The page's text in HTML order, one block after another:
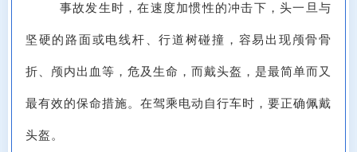
事故发生时，在速度加惯性的冲击下，头一旦与
坚硬的路面或电线杆、行道树碰撞，容易出现颅骨骨
折、颅内出血等，危及生命，而戴头盔，是最简单而又
最有效的保命措施。在驾乘电动自行车时，要正确佩戴
头盔。